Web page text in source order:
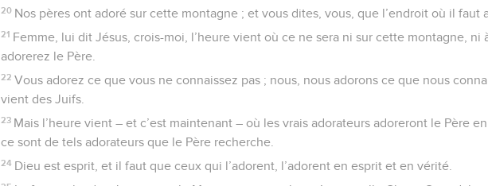
20 Nos pères ont adoré sur cette montagne ; et vous dites, vous, que l’endroit où il faut
21 Femme, lui dit Jésus, crois-moi, l’heure vient où ce ne sera ni sur cette montagne, ni
adorerez le Père.
22 Vous adorez ce que vous ne connaissez pas ; nous, nous adorons ce que nous
vient des Juifs.
23 Mais l’heure vient – et c’est maintenant – où les vrais adorateurs adoreront le Père
ce sont de tels adorateurs que le Père recherche.
24 Dieu est esprit, et il faut que ceux qui l’adorent, l’adorent en esprit et en vérité.